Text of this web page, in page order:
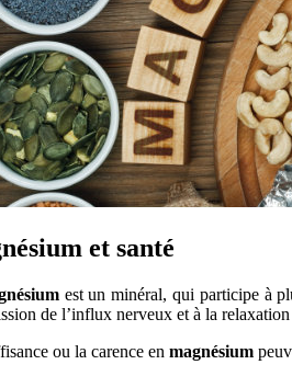
et santé
est un minéral, qui participe à
de l’influx nerveux et à la
ou la carence en magnésium